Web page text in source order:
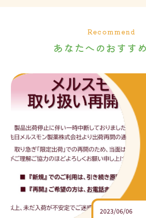
Recommend
あなたへのおすす
2023/06/06